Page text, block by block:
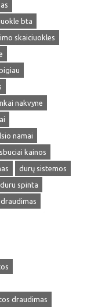
bta
skaiciuokles
nakvyne
namai
kainos
durų sistemos
spinta
draudimas